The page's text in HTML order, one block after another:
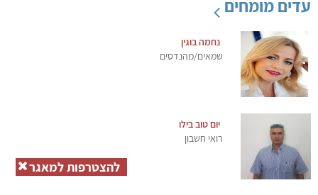
עדים מומחים
נחמה בוגין
שמאים/מהנדסים
יום טוב בילו
רואי חשבון
להצטרפות למאגר